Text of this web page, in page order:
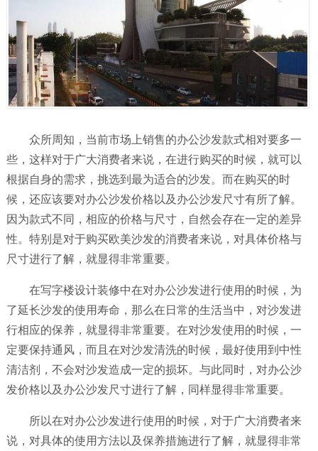
众所周知，当前市场上销售的办公沙发款式相对要多一
些，这样对于广大消费者来说，在进行购买的时候，就可以
根据自身的需求，挑选到最为适合的沙发。而在购买的时
候，还应该要对办公沙发价格以及办公沙发尺寸有所了解。
因为款式不同，相应的价格与尺寸，自然会存在一定的差异
性。特别是对于购买欧美沙发的消费者来说，对具体价格与
尺寸进行了解，就显得非常重要。
在写字楼设计装修中在对办公沙发进行使用的时候，为
了延长沙发的使用寿命，那么在日常的生活当中，对沙发进
行相应的保养，就显得非常重要。在对沙发使用的时候，一
定要保持通风，而且在对沙发清洗的时候，最好使用到中性
清洁剂，不会对沙发造成一定的损坏。与此同时，对办公沙
发价格以及办公沙发尺寸进行了解，同样显得非常重要。
所以在对办公沙发进行使用的时候，对于广大消费者来
说，对具体的使用方法以及保养措施进行了解，就显得非常